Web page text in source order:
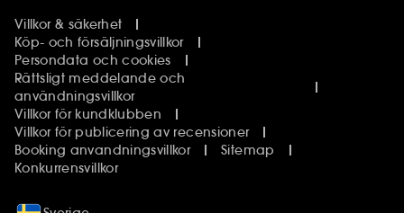
Villkor & säkerhet
Köp- och försäljningsvillkor
Persondata och cookies
Rättsligt meddelande och
användningsvillkor
Villkor för kundklubben
Villkor för publicering av recensioner
Booking anvandningsvillkor
Sitemap
Konkurrensvillkor